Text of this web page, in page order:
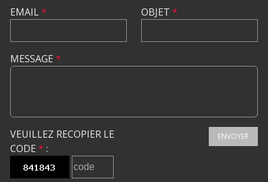
EMAIL* OBJET *
MESSAGE *
VEUILLEZ RECOPIER LE
CODE * :
ENVOYER